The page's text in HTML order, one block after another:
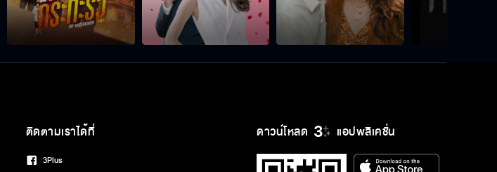
Behind the scene มือปราบกระทะรั่ว
ดาวน์โหลด แอปพลิเคชั่น
ติดตามเราได้ที่
3Plus